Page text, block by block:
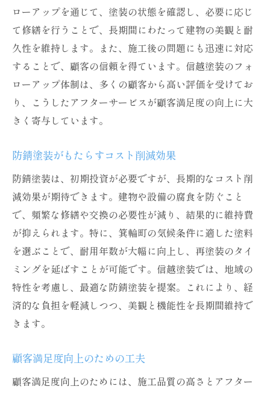
ローアップを通じて、塗装の状態を確認し、必要に応じ
て修繕を行うことで、長期間にわたって建物の美観と耐
久性を維持します。また、施工後の問題にも迅速に対応
することで、顧客の信頼を得ています。信越塗装のフォ
ローアップ体制は、多くの顧客から高い評価を受けてお
り、こうしたアフターサービスが顧客満足度の向上に大
きく寄与しています。
防錆塗装がもたらすコスト削減効果
防錆塗装は、初期投資が必要ですが、長期的なコスト削
減効果が期待できます。建物や設備の腐食を防ぐこと
で、頻繁な修繕や交換の必要性が減り、結果的に維持費
が抑えられます。特に、箕輪町の気候条件に適した塗料
を選ぶことで、耐用年数が大幅に向上し、再塗装のタイ
ミングを延ばすことが可能です。信越塗装では、地域の
特性を考慮し、最適な防錆塗装を提案。これにより、経
済的な負担を軽減しつつ、美観と機能性を長期間維持で
きます。
顧客満足度向上のための工夫
顧客満足度向上のためには、施工品質の高さとアフター